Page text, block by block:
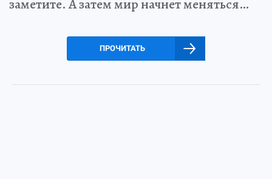
заметите. А затем мир начнет меняться…
ПРОЧИТАТЬ